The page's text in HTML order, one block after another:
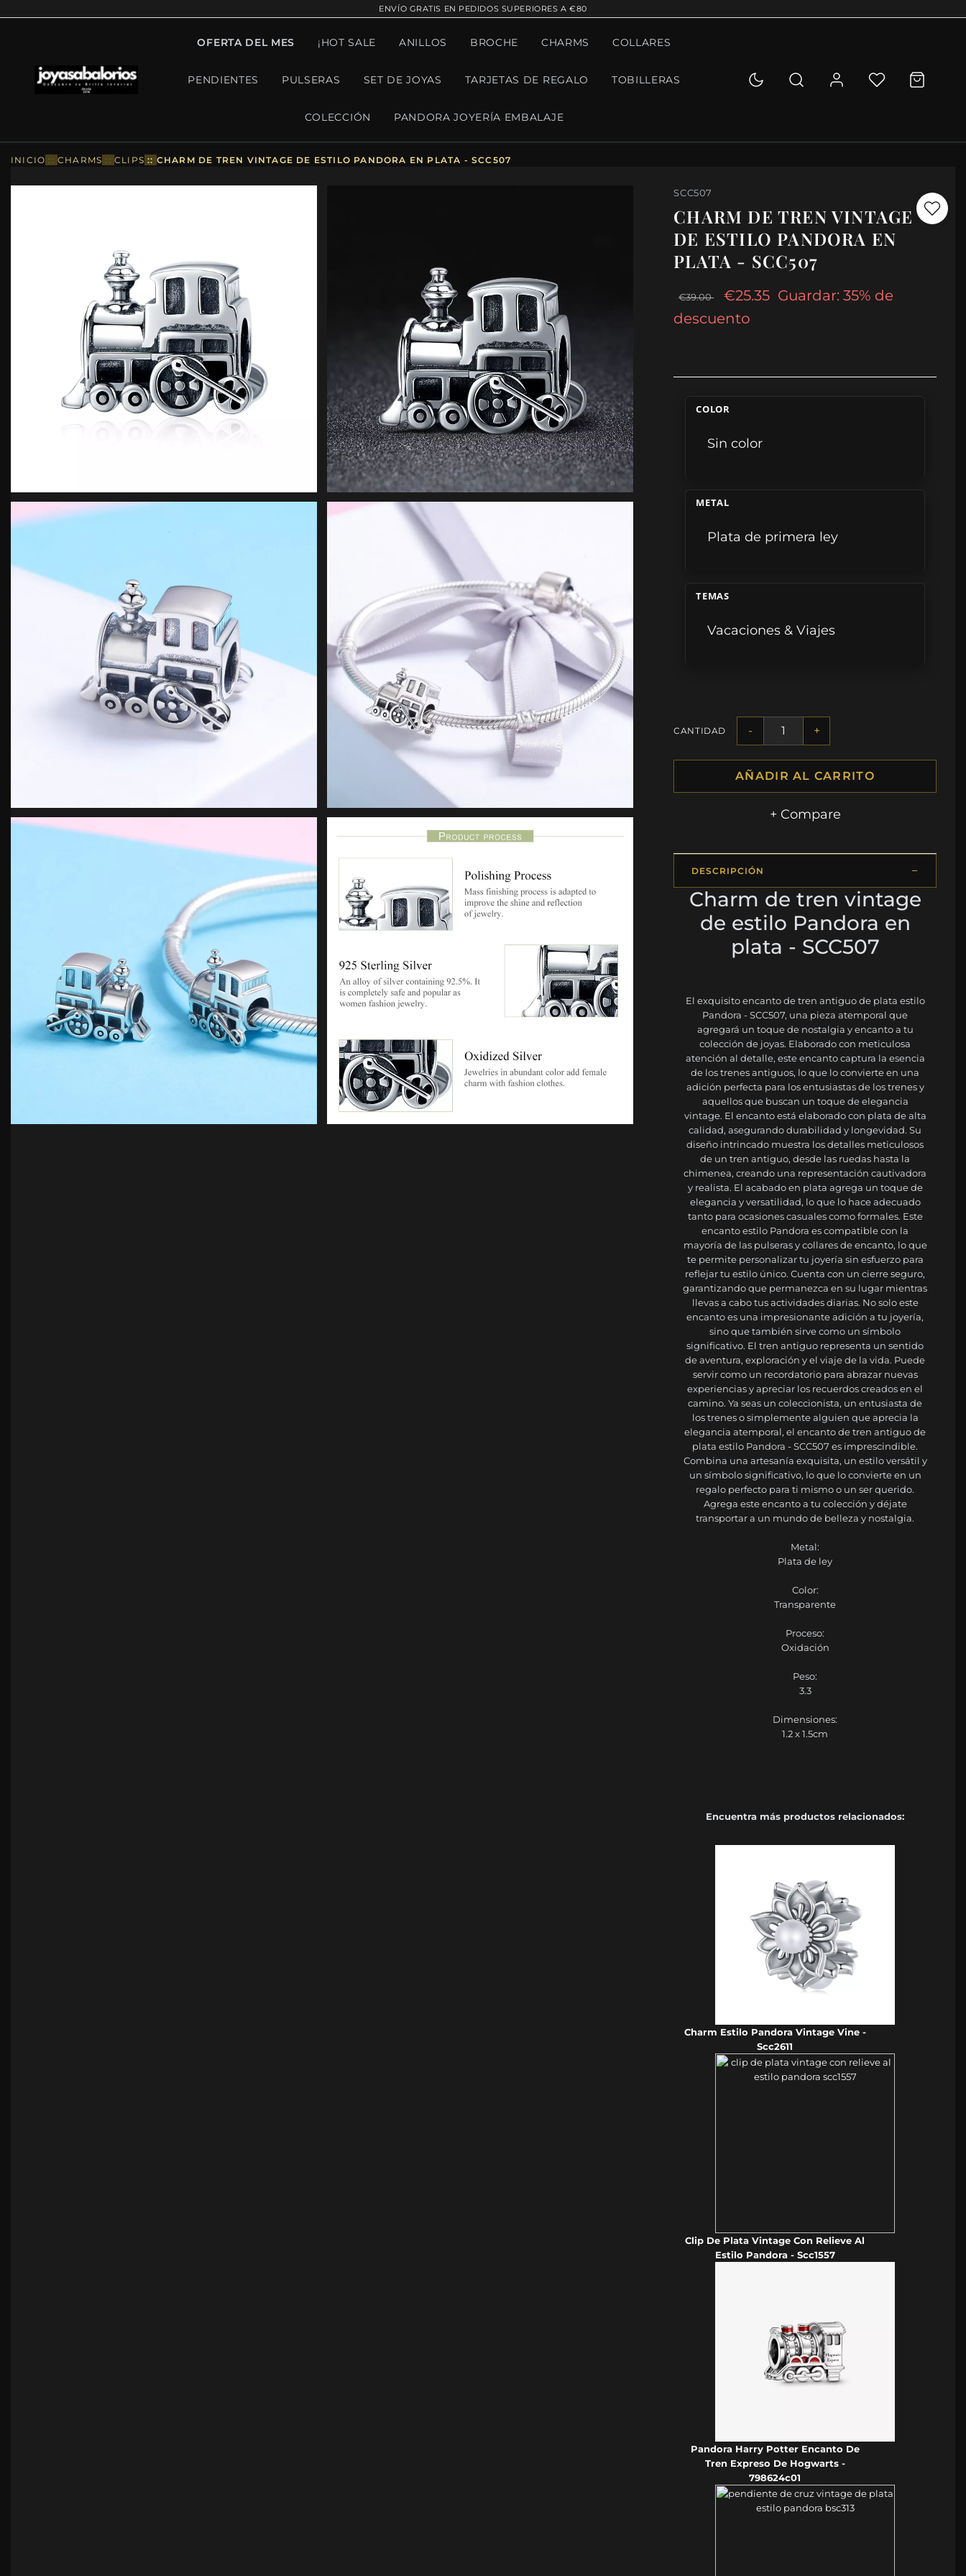
ENVÍO GRATIS EN PEDIDOS SUPERIORES A €80
OFERTA DEL MES ¡HOT SALE ANILLOS BROCHE CHARMS COLLARES
PENDIENTES PULSERAS SET DE JOYAS TARJETAS DE REGALO TOBILLERAS
COLECCIÓN PANDORA JOYERÍA EMBALAJE
INICIO ::CHARMS ::CLIPS :: CHARM DE TREN VINTAGE DE ESTILO PANDORA EN PLATA - SCC507
SCC507
CHARM DE TREN VINTAGE
DE ESTILO PANDORA EN
PLATA - SCC507
€39.00 €25.35 Guardar: 35% de
descuento
COLOR
Sin color
METAL
Plata de primera ley
TEMAS
Vacaciones & Viajes
CANTIDAD - +
AÑADIR AL CARRITO
+ Compare
DESCRIPCIÓN
Charm de tren vintage
de estilo Pandora en
plata - SCC507
El exquisito encanto de tren antiguo de plata estilo
Pandora - SCC507, una pieza atemporal que
agregará un toque de nostalgia y encanto a tu
colección de joyas. Elaborado con meticulosa
atención al detalle, este encanto captura la esencia
de los trenes antiguos, lo que lo convierte en una
adición perfecta para los entusiastas de los trenes y
aquellos que buscan un toque de elegancia
vintage. El encanto está elaborado con plata de alta
calidad, asegurando durabilidad y longevidad. Su
diseño intrincado muestra los detalles meticulosos
de un tren antiguo, desde las ruedas hasta la
chimenea, creando una representación cautivadora
y realista. El acabado en plata agrega un toque de
elegancia y versatilidad, lo que lo hace adecuado
tanto para ocasiones casuales como formales. Este
encanto estilo Pandora es compatible con la
mayoría de las pulseras y collares de encanto, lo que
te permite personalizar tu joyería sin esfuerzo para
reflejar tu estilo único. Cuenta con un cierre seguro,
garantizando que permanezca en su lugar mientras
llevas a cabo tus actividades diarias. No solo este
encanto es una impresionante adición a tu joyería,
sino que también sirve como un símbolo
significativo. El tren antiguo representa un sentido
de aventura, exploración y el viaje de la vida. Puede
servir como un recordatorio para abrazar nuevas
experiencias y apreciar los recuerdos creados en el
camino. Ya seas un coleccionista, un entusiasta de
los trenes o simplemente alguien que aprecia la
elegancia atemporal, el encanto de tren antiguo de
plata estilo Pandora - SCC507 es imprescindible.
Combina una artesanía exquisita, un estilo versátil y
un símbolo significativo, lo que lo convierte en un
regalo perfecto para ti mismo o un ser querido.
Agrega este encanto a tu colección y déjate
transportar a un mundo de belleza y nostalgia.
Metal:
Plata de ley
Color:
Transparente
Proceso:
Oxidación
Peso:
3.3
Dimensiones:
1.2 x 1.5cm
Encuentra más productos relacionados:
Charm Estilo Pandora Vintage Vine -
Scc2611
Clip De Plata Vintage Con Relieve Al
Estilo Pandora - Scc1557
Pandora Harry Potter Encanto De
Tren Expreso De Hogwarts -
798624c01